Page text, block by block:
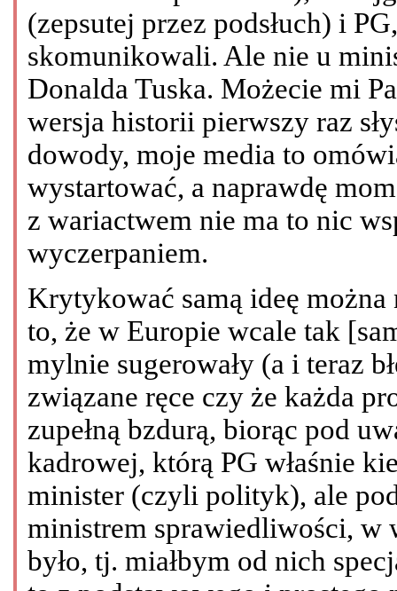
(zepsutej przez podsłuch) i
skomunikowali. Ale nie u
Donalda Tuska. Możecie mi
wersja historii pierwszy raz
dowody, moje media to
wystartować, a naprawdę
z wariactwem nie ma to nic
wyczerpaniem.
Krytykować samą ideę
to, że w Europie wcale tak
mylnie sugerowały (a i teraz
związane ręce czy że każda
zupełną bzdurą, biorąc pod
kadrowej, którą PG właśnie
minister (czyli polityk), ale
ministrem sprawiedliwości, w
było, tj. miałbym od nich